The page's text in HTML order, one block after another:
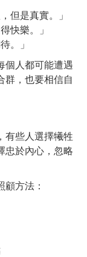
但是真實。」
快樂。」
。」
個人都可能遭遇
群，也要相信自
有些人選擇犧牲
忠於內心，忽略
方法：